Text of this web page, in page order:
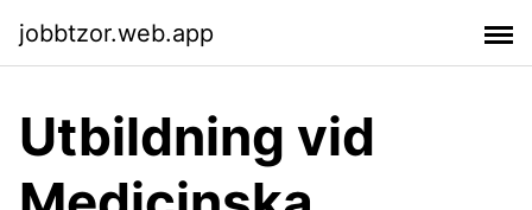
jobbtzor.web.app
Utbildning vid